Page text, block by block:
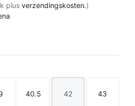
plusverzendingskosten.)
Maat
40.5
Maat
42
Maat
43